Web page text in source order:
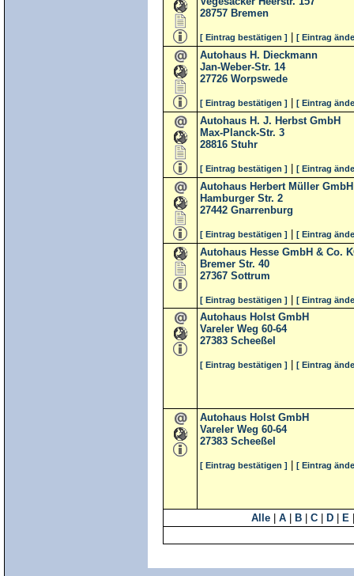
28757 Bremen
[ Eintrag bestätigen ] [ Eintrag
Autohaus H. Dieckmann
Jan-Weber-Str. 14
27726 Worpswede
[ Eintrag bestätigen ] [ Eintrag
Autohaus H. J. Herbst GmbH
Max-Planck-Str. 3
28816 Stuhr
[ Eintrag bestätigen ] [ Eintrag
Autohaus Herbert Müller GmbH
Hamburger Str. 2
27442 Gnarrenburg
[ Eintrag bestätigen ] [ Eintrag
Autohaus Hesse GmbH & Co.
Bremer Str. 40
27367 Sottrum
[ Eintrag bestätigen ] [ Eintrag
Autohaus Holst GmbH
Vareler Weg 60-64
27383 Scheeßel
[ Eintrag bestätigen ] [ Eintrag
Autohaus Holst GmbH
Vareler Weg 60-64
27383 Scheeßel
[ Eintrag bestätigen ] [ Eintrag
Alle A B C D E